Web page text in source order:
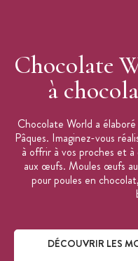
Chocolate
à
Chocolate World a
Pâques. Imaginez-vous
à offrir à vos proches et
aux œufs. Moules œufs
pour poules en
DÉCOUVRIR LES